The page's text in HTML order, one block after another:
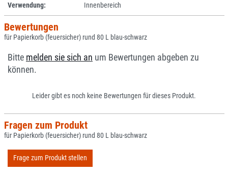
Verwendung:
Innenbereich
Bewertungen
für Papierkorb (feuersicher) rund 80 L blau-schwarz
Bitte melden sie sich an um Bewertungen abgeben zu
können.
Leider gibt es noch keine Bewertungen für dieses Produkt.
Fragen zum Produkt
für Papierkorb (feuersicher) rund 80 L blau-schwarz
Frage zum Produkt stellen